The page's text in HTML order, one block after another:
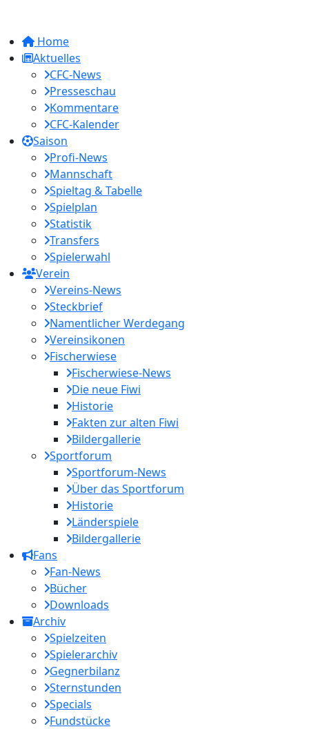
Home
Aktuelles
CFC-News
Presseschau
Kommentare
CFC-Kalender
Saison
Profi-News
Mannschaft
Spieltag & Tabelle
Spielplan
Statistik
Transfers
Spielerwahl
Verein
Vereins-News
Steckbrief
Namentlicher Werdegang
Vereinsikonen
Fischerwiese
Fischerwiese-News
Die neue Fiwi
Historie
Fakten zur alten Fiwi
Bildergallerie
Sportforum
Sportforum-News
Über das Sportforum
Historie
Länderspiele
Bildergallerie
Fans
Fan-News
Bücher
Downloads
Archiv
Spielzeiten
Spielerarchiv
Gegnerbilanz
Sternstunden
Specials
Fundstücke